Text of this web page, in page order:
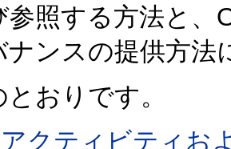
参照する方法と、
ナンスの提供方法
おりです。
クティビティお